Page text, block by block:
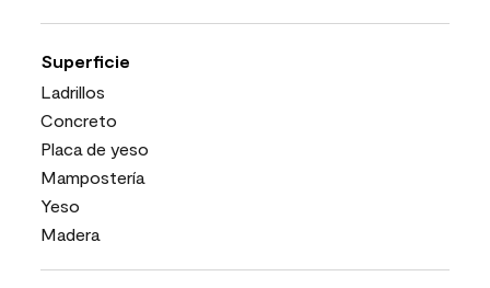
Superficie
Ladrillos
Concreto
Placa de yeso
Mampostería
Yeso
Madera